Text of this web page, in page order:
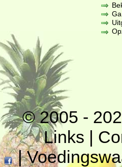
© 2005 -
Links |
|